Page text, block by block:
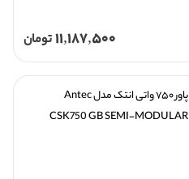
11,187,500تومان
CSK750 GB SEMI-MODULAR